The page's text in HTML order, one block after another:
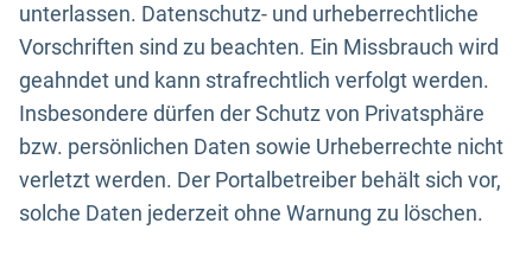
unterlassen. Datenschutz- und urheberrechtliche
Vorschriften sind zu beachten. Ein Missbrauch wird
geahndet und kann strafrechtlich verfolgt werden.
Insbesondere dürfen der Schutz von Privatsphäre
bzw. persönlichen Daten sowie Urheberrechte nicht
verletzt werden. Der Portalbetreiber behält sich vor,
solche Daten jederzeit ohne Warnung zu löschen.